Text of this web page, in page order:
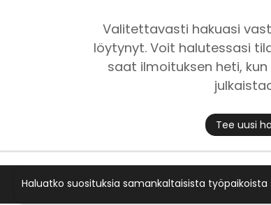
Valitettavasti hakuasi
löytynyt. Voit halutessasi
saat ilmoituksen heti,
Tee uusi
Haluatko suosituksia samankaltaisista työpaikoista